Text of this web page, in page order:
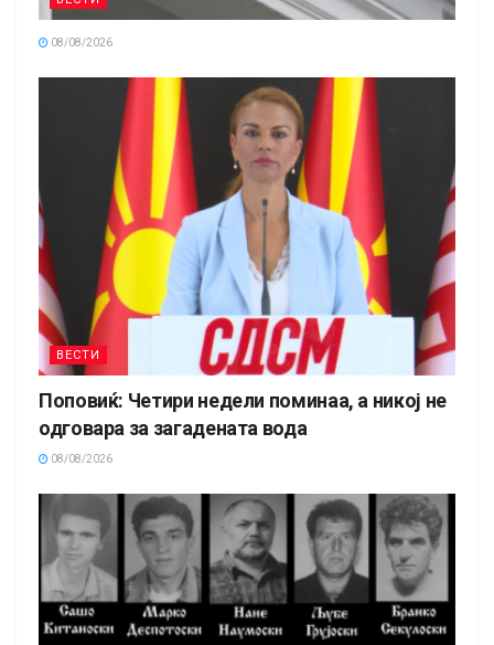
08/08/2026
ВЕСТИ
Поповиќ: Четири недели поминаа, а никој не
одговара за загадената вода
08/08/2026